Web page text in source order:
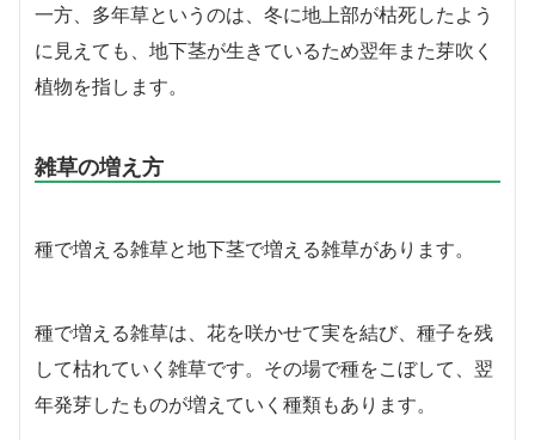
一方、多年草というのは、冬に地上部が枯死したよう
に見えても、地下茎が生きているため翌年また芽吹く
植物を指します。
雑草の増え方
種で増える雑草と地下茎で増える雑草があります。
種で増える雑草は、花を咲かせて実を結び、種子を残
して枯れていく雑草です。その場で種をこぼして、翌
年発芽したものが増えていく種類もあります。